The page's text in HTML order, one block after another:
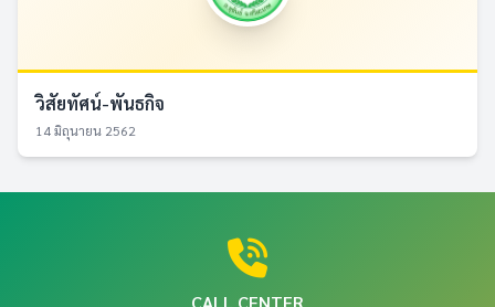
วิสัยทัศน์-พันธกิจ
14 มิถุนายน 2562
CALL CENTER